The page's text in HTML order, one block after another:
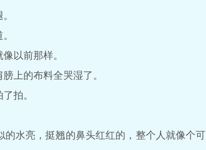
以前那样。
上的布料全哭湿了。
拍。
水亮，挺翘的鼻头红红的，整个人就像个可